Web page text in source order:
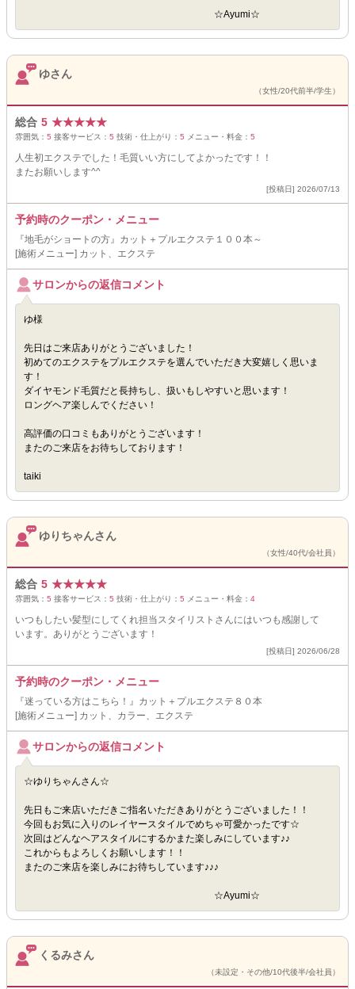
☆Ayumi☆
ゆさん
（女性/20代前半/学生）
総合 5 ★★★★★
雰囲気： 5 接客サービス： 5 技術・仕上がり： 5 メニュー・料金： 5
人生初エクステでした！毛質いい方にしてよかったです！！
またお願いします^^
[投稿日] 2026/07/13
予約時のクーポン・メニュー
『地毛がショートの方』カット＋プルエクステ１００本～
[施術メニュー] カット、エクステ
サロンからの返信コメント
ゆ様
先日はご来店ありがとうございました！
初めてのエクステをプルエクステを選んでいただき大変嬉しく思いま
す！
ダイヤモンド毛質だと長持ちし、扱いもしやすいと思います！
ロングヘア楽しんでください！
高評価の口コミもありがとうございます！
またのご来店をお待ちしております！
taiki
ゆりちゃんさん
（女性/40代/会社員）
総合 5 ★★★★★
雰囲気： 5 接客サービス： 5 技術・仕上がり： 5 メニュー・料金： 4
いつもしたい髪型にしてくれ担当スタイリストさんにはいつも感謝して
います。ありがとうございます！
[投稿日] 2026/06/28
予約時のクーポン・メニュー
『迷っている方はこちら！』カット＋プルエクステ８０本
[施術メニュー] カット、カラー、エクステ
サロンからの返信コメント
☆ゆりちゃんさん☆
先日もご来店いただきご指名いただきありがとうございました！！
今回もお気に入りのレイヤースタイルでめちゃ可愛かったです☆
次回はどんなヘアスタイルにするかまた楽しみにしています♪♪
これからもよろしくお願いします！！
またのご来店を楽しみにお待ちしています♪♪♪
☆Ayumi☆
くるみさん
（未設定・その他/10代後半/会社員）